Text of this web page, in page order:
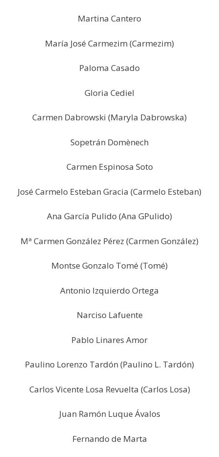
Martina Cantero
María José Carmezim (Carmezim)
Paloma Casado
Gloria Cediel
Carmen Dabrowski (Maryla Dabrowska)
Sopetrán Domènech
Carmen Espinosa Soto
José Carmelo Esteban Gracia (Carmelo Esteban)
Ana García Pulido (Ana GPulido)
Mª Carmen González Pérez (Carmen González)
Montse Gonzalo Tomé (Tomé)
Antonio Izquierdo Ortega
Narciso Lafuente
Pablo Linares Amor
Paulino Lorenzo Tardón (Paulino L. Tardón)
Carlos Vicente Losa Revuelta (Carlos Losa)
Juan Ramón Luque Ávalos
Fernando de Marta